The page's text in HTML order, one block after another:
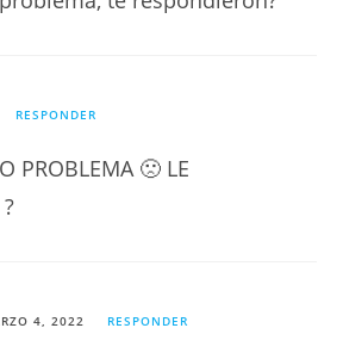
RESPONDER
PROBLEMA 🙁 LE
4, 2022 RESPONDER